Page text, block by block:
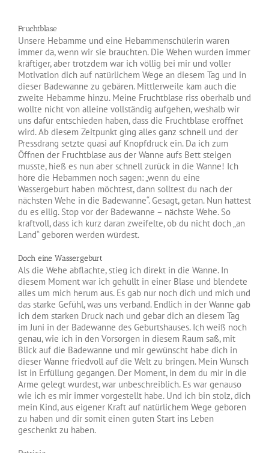
Fruchtblase
Unsere Hebamme und eine Hebammenschülerin waren
immer da, wenn wir sie brauchten. Die Wehen wurden immer
kräftiger, aber trotzdem war ich völlig bei mir und voller
Motivation dich auf natürlichem Wege an diesem Tag und in
dieser Badewanne zu gebären. Mittlerweile kam auch die
zweite Hebamme hinzu. Meine Fruchtblase riss oberhalb und
wollte nicht von alleine vollständig aufgehen, weshalb wir
uns dafür entschieden haben, dass die Fruchtblase eröffnet
wird. Ab diesem Zeitpunkt ging alles ganz schnell und der
Pressdrang setzte quasi auf Knopfdruck ein. Da ich zum
Öffnen der Fruchtblase aus der Wanne aufs Bett steigen
musste, hieß es nun aber schnell zurück in die Wanne! Ich
höre die Hebammen noch sagen: „wenn du eine
Wassergeburt haben möchtest, dann solltest du nach der
nächsten Wehe in die Badewanne“. Gesagt, getan. Nun hattest
du es eilig. Stop vor der Badewanne – nächste Wehe. So
kraftvoll, dass ich kurz daran zweifelte, ob du nicht doch „an
Land“ geboren werden würdest.
Doch eine Wassergeburt
Als die Wehe abflachte, stieg ich direkt in die Wanne. In
diesem Moment war ich gehüllt in einer Blase und blendete
alles um mich herum aus. Es gab nur noch dich und mich und
das starke Gefühl, was uns verband. Endlich in der Wanne gab
ich dem starken Druck nach und gebar dich an diesem Tag
im Juni in der Badewanne des Geburtshauses. Ich weiß noch
genau, wie ich in den Vorsorgen in diesem Raum saß, mit
Blick auf die Badewanne und mir gewünscht habe dich in
dieser Wanne friedvoll auf die Welt zu bringen. Mein Wunsch
ist in Erfüllung gegangen. Der Moment, in dem du mir in die
Arme gelegt wurdest, war unbeschreiblich. Es war genauso
wie ich es mir immer vorgestellt habe. Und ich bin stolz, dich
mein Kind, aus eigener Kraft auf natürlichem Wege geboren
zu haben und dir somit einen guten Start ins Leben
geschenkt zu haben.